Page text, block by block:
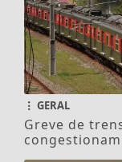
GERAL
Greve de